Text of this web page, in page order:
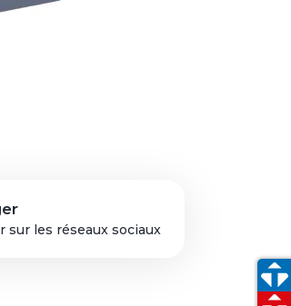
sur les réseaux sociaux